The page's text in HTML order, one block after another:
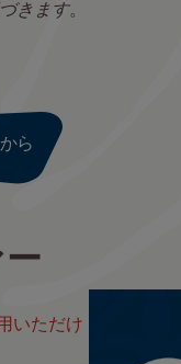
きます。
ら
いただけ